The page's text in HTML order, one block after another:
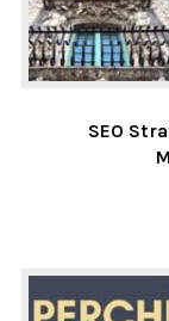
SEO